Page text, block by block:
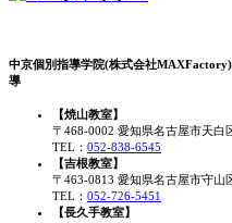
中京個別指導学院(株式会社
導
【焼山教室】
〒468-0002 愛知県名古屋市天白
TEL： 052-838-6545
【吉根教室】
〒463-0813 愛知県名古屋市守山
TEL： 052-726-5451
【長久手教室】